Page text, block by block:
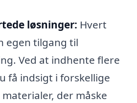
løsninger: Hvert
egen tilgang til
Ved at indhente flere
få indsigt i forskellige
der måske